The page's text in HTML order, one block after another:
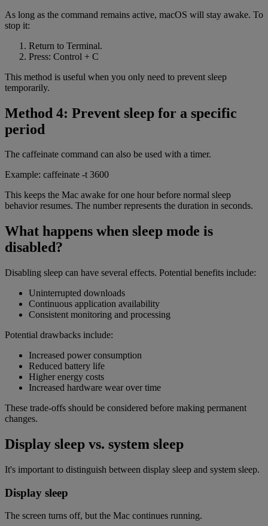
As long as the command remains active, macOS will stay awake. To
stop it:
Return to Terminal.
Press: Control + C
This method is useful when you only need to prevent sleep
temporarily.
Method 4: Prevent sleep for a specific
period
The caffeinate command can also be used with a timer.
Example: caffeinate -t 3600
This keeps the Mac awake for one hour before normal sleep
behavior resumes. The number represents the duration in seconds.
What happens when sleep mode is
disabled?
Disabling sleep can have several effects. Potential benefits include:
Uninterrupted downloads
Continuous application availability
Consistent monitoring and processing
Potential drawbacks include:
Increased power consumption
Reduced battery life
Higher energy costs
Increased hardware wear over time
These trade-offs should be considered before making permanent
changes.
Display sleep vs. system sleep
It's important to distinguish between display sleep and system sleep.
Display sleep
The screen turns off, but the Mac continues running.